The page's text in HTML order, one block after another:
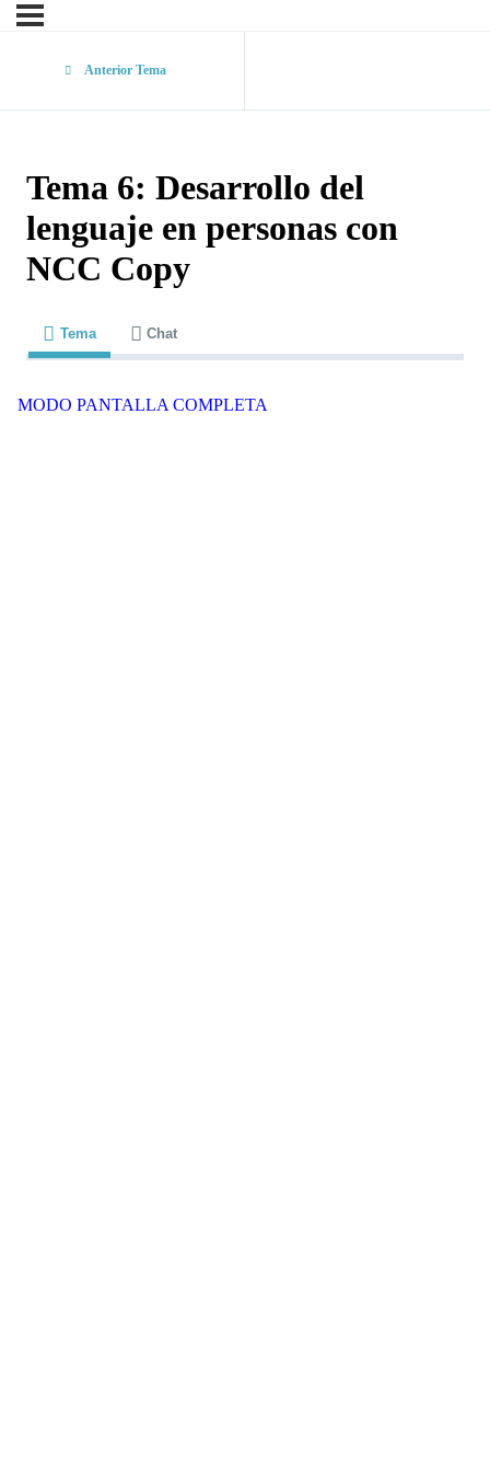
Anterior Tema
Tema 6: Desarrollo del
lenguaje en personas con
NCC Copy
Tema Chat
MODO PANTALLA COMPLETA